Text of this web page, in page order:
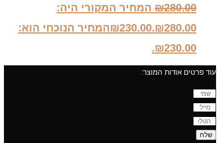
₪280.00
המחיר המקורי היה:
₪280.00.
₪230.00
המחיר הנוכחי הוא:
₪230.00.
עוד פרטים אודות המוצר:
שלח